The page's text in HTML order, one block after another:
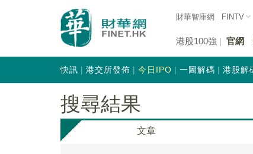
財華智庫網 FINTV
港股100強 官網
快訊 港交所發佈 今日IPO 一圖解碼 港股解
搜尋結果
文章